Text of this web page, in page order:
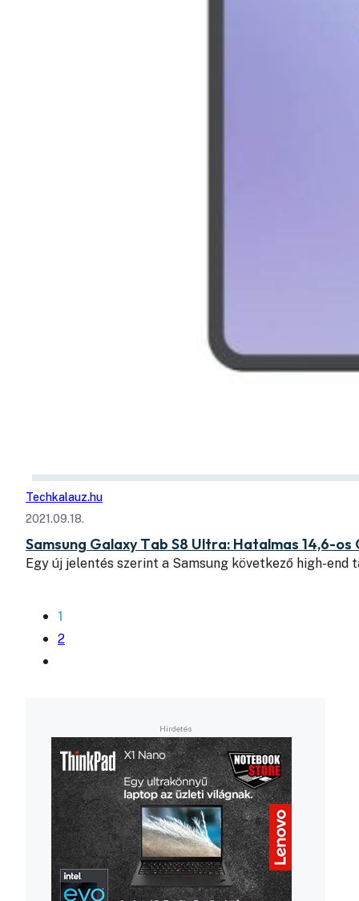
Techkalauz.hu
2021.09.18.
Samsung Galaxy Tab S8 Ultra: Hatalmas 14,6-
Egy új jelentés szerint a Samsung következő high-end
1
2